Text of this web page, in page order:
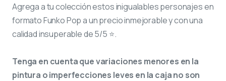
Agrega a tu colección estos inigualables personajes en
formato Funko Pop a un precio inmejorable y con una
calidad insuperable de 5/5 ⭐.
Tenga en cuenta que variaciones menores en la
pintura o imperfecciones leves en la caja no son